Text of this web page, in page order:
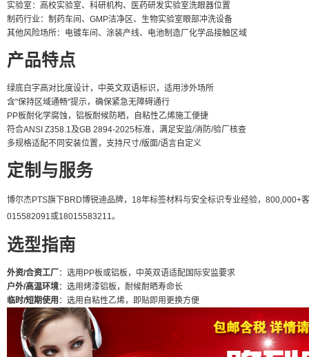
实验室：高校实验室、科研机构、医药研发实验室洗眼器位置
制药行业：制药车间、GMP洁净区、生物实验室眼部冲洗设备
其他风险场所：电镀车间、涂装产线、电池制造厂化学品接触区域
产品特点
绿底白字高对比度设计，中英文双语标识，适用涉外场所
含"保持区域通畅"提示，确保紧急无障碍通行
PP板耐化学腐蚀，铝板耐候防晒，自粘性乙烯施工便捷
符合ANSI Z358.1及GB 2894-2025标准，满足安监/消防/验厂核查
多规格适配不同安装位置，支持尺寸/版面/语言自定义
定制与服务
博尔杰PTS旗下BRD博锐迪品牌，18年标签材料与安全标识专业经验，
015582091或18015583211。
选型指南
外资/合资工厂
：选用PP板或铝板，中英双语适配国际安监要求
户外/高温环境：选用烤漆铝板，耐候耐晒寿命长
临时/短期使用 ：选用自粘性乙烯，即贴即用更换方便